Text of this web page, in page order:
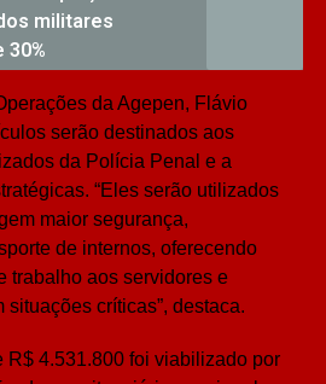
militares
30%
da Agepen, Flávio
serão destinados aos
da Polícia Penal e a
“Eles serão utilizados
maior segurança,
de internos, oferecendo
trabalho aos servidores e
críticas”, destaca.
R$ 4.531.800 foi viabilizado por